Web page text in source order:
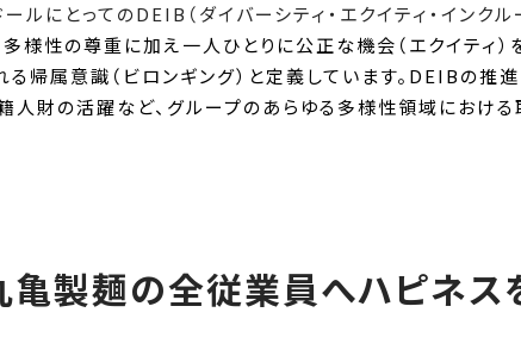
ールにとってのDEIB（ダイバーシティ・エクイティ・イン
多様性の尊重に加え一人ひとりに公正な機会（エクイティ
る帰属意識（ビロンギング）と定義しています。DEIBの推
人財の活躍など、グループのあらゆる多様性領域における
亀製麺の全従業員へハピネス